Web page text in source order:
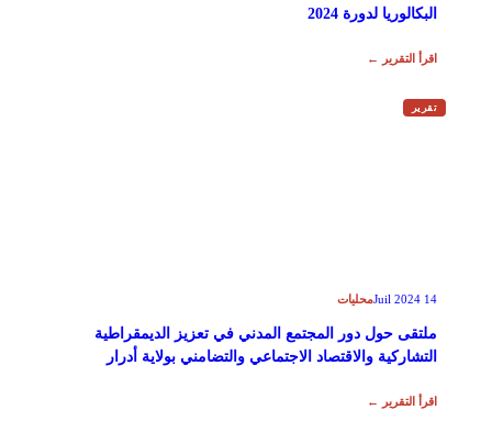
البكالوريا لدورة 2024
اقرأ التقرير ←
تقرير
14 Juil 2024 محليات
ملتقى حول دور المجتمع المدني في تعزيز الديمقراطية
التشاركية والاقتصاد الاجتماعي والتضامني بولاية أدرار
اقرأ التقرير ←